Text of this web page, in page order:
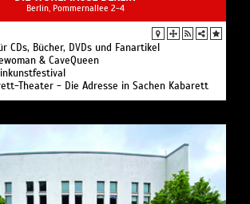
Berlin, Pommernallee 2-4
CDs, Bücher, DVDs und Fanartikel
& CaveQueen
Theater - Die Adresse in Sachen Kabarett